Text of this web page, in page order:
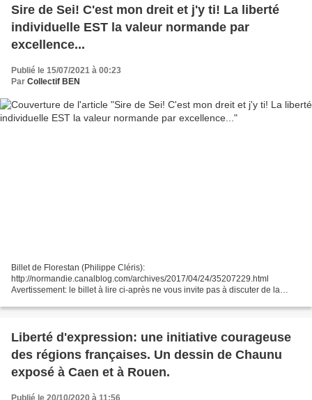
Sire de Sei! C'est mon dreit et j'y ti! La liberté
individuelle EST la valeur normande par
excellence...
Publié le 15/07/2021 à 00:23
Par Collectif BEN
Billet de Florestan (Philippe Cléris):
http://normandie.canalblog.com/archives/2017/04/24/35207229.html
Avertissement: le billet à lire ci-après ne vous invite pas à discuter de la
Liberté d'expression: une initiative courageuse
des régions françaises. Un dessin de Chaunu
exposé à Caen et à Rouen.
Publié le 20/10/2020 à 11:56